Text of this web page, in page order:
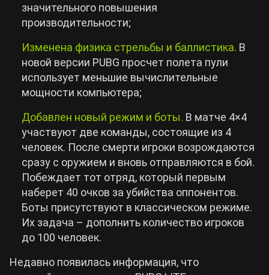
значительного повышения
производительности;
Изменена физика стрельбы и баллистика. В
новой версии PUBG просчет полета пули
использует меньшие вычислительные
мощности компьютера;
Добавлен новый режим и боты. В матче 4×4
участвуют две команды, состоящие из 4
человек. После смерти игроки возрождаются
сразу с оружием и вновь отправляются в бой.
Побеждает тот отряд, который первым
наберет 40 очков за убийства оппонентов.
Боты присутствуют в классическом режиме.
Их задача – дополнить количество игроков
до 100 человек.
Недавно появилась информация, что